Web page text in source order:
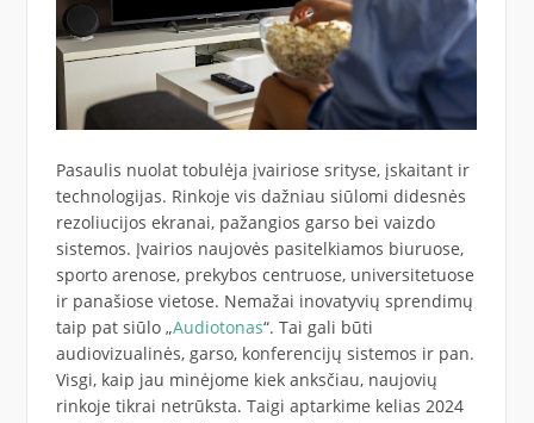
Pasaulis nuolat tobulėja įvairiose srityse, įskaitant ir
technologijas. Rinkoje vis dažniau siūlomi didesnės
rezoliucijos ekranai, pažangios garso bei vaizdo
sistemos. Įvairios naujovės pasitelkiamos biuruose,
sporto arenose, prekybos centruose, universitetuose
ir panašiose vietose. Nemažai inovatyvių sprendimų
taip pat siūlo „Audiotonas“. Tai gali būti
audiovizualinės, garso, konferencijų sistemos ir pan.
Visgi, kaip jau minėjome kiek anksčiau, naujovių
rinkoje tikrai netrūksta. Taigi aptarkime kelias 2024